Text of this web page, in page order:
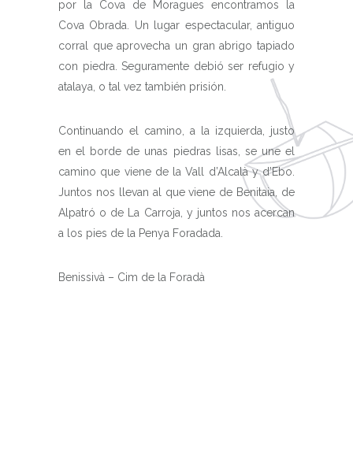
por la Cova de Moragues encontramos la
Cova Obrada. Un lugar espectacular, antiguo
corral que aprovecha un gran abrigo tapiado
con piedra. Seguramente debió ser refugio y
atalaya, o tal vez también prisión.
Continuando el camino, a la izquierda, justo
en el borde de unas piedras lisas, se une el
camino que viene de la Vall d’Alcalà y d’Ebo.
Juntos nos llevan al que viene de Benitaia, de
Alpatró o de La Carroja, y juntos nos acercan
a los pies de la Penya Foradada.
Benissivà – Cim de la Foradà